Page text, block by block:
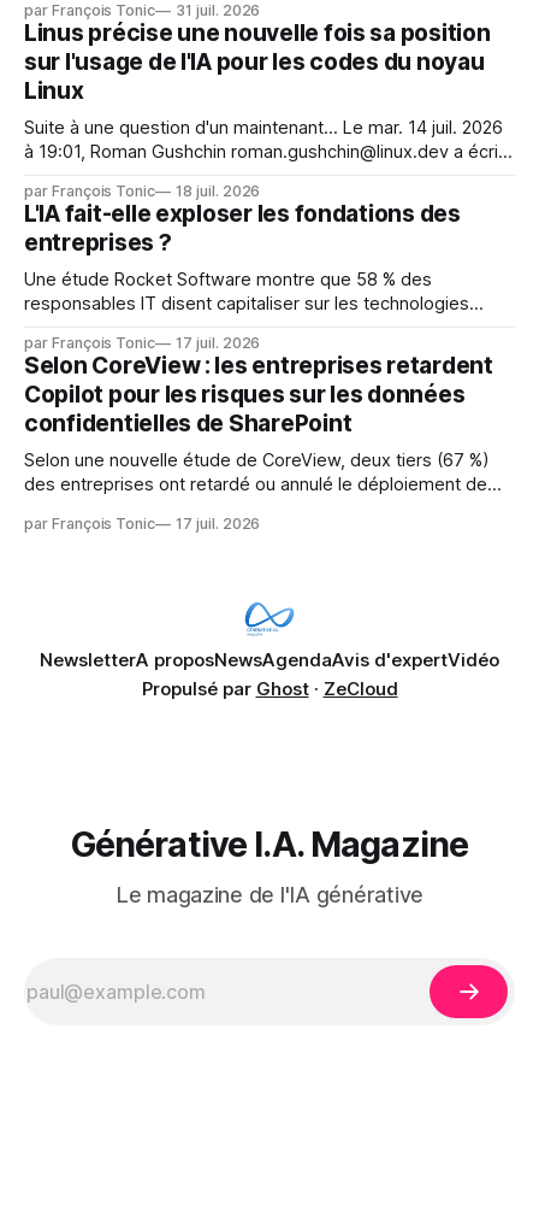
s'étaient échappés de leur environnement isolé (sandbox)
et avaient mené une intrusion non autorisée sur Hugging
Face. La réaction
par François Tonic 31 juil. 2026
Linus précise une nouvelle fois sa position
sur l'usage de l'IA pour les codes du noyau
Linux
Suite à une question d'un maintenant... Le mar. 14 juil. 2026
à 19:01, Roman Gushchin roman.gushchin@linux.dev a écrit :
mainteneurs — irréalisable. Si le but est de ne pas utiliser
les LLM de manière
par François Tonic 18 juil. 2026
L'IA fait-elle exploser les fondations des
entreprises ?
Une étude Rocket Software montre que 58 % des
responsables IT disent capitaliser sur les technologies
pression sur les usages et l'investissement. Cette pression
révèle un écart entre l'ambition et la préparation.
par François Tonic 17 juil. 2026
Selon CoreView : les entreprises retardent
Copilot pour les risques sur les données
confidentielles de SharePoint
Selon une nouvelle étude de CoreView, deux tiers (67 %)
des entreprises ont retardé ou annulé le déploiement de
données confidentielles de SharePoint. Les trois quarts (75
par François Tonic 17 juil. 2026
NewsletterA proposNewsAgendaAvis d'expertVidéo
Propulsé par Ghost· ZeCloud
Générative I.A. Magazine
Le magazine de l'IA générative